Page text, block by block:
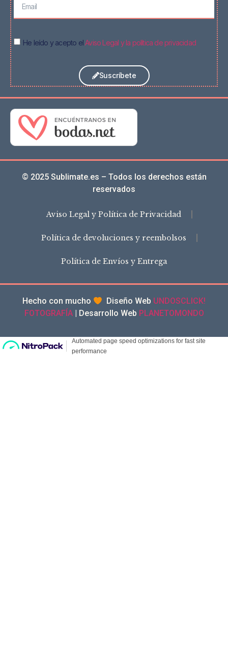
He leído y acepto elAviso Legal y la política de privacidad
Suscríbete
© 2025 Sublimate.es – Todos los derechos están
reservados
Aviso Legal y Política de Privacidad
Política de devoluciones y reembolsos
Política de Envíos y Entrega
Hecho con mucho Diseño Web UNDOSCLICK!
FOTOGRAFÍA| Desarrollo Web PLANETOMONDO